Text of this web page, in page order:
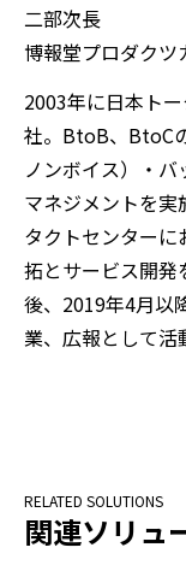
二部次長
博報堂プロダク
2003年に日本ト
社。BtoB、BtoC
ノンボイス）・バ
マネジメントを
タクトセンター
拓とサービス開発
後、2019年4月以
業、広報として活
関連ソリュ